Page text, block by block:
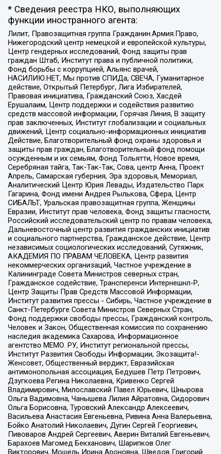
* Сведения реестра НКО, выполняющих
функции иностранного агента:
Лилит, Правозащитная группа Гражданин.Армия.Право,
Нижегородский центр немецкой и европейской культуры,
Центр гендерных исследований, Фонд защиты прав
граждан Штаб, Институт права и публичной политики,
Фонд борьбы с коррупцией, Альянс врачей,
НАСИЛИЮ.НЕТ, Мы против СПИДа, СВЕЧА, Гуманитарное
действие, Открытый Петербург, Лига Избирателей,
Правовая инициатива, Гражданский Союз, Хасдей
Ерушалаим, Центр поддержки и содействия развитию
средств массовой информации, Горячая Линия, В защиту
прав заключенных, Институт глобализации и социальных
движений, Центр социально-информационных инициатив
Действие, Благотворительный фонд охраны здоровья и
защиты прав граждан, Благотворительный фонд помощи
осужденным и их семьям, Фонд Тольятти, Новое время,
Серебряная тайга, Так-Так-Так, Сова, центр Анна, Проект
Апрель, Самарская губерния, Эра здоровья, Мемориал,
Аналитический Центр Юрия Левады, Издательство Парк
Гагарина, Фонд имени Андрея Рылькова, Сфера, Центр
СИБАЛЬТ, Уральская правозащитная группа, Женщины
Евразии, Институт прав человека, Фонд защиты гласности,
Российский исследовательский центр по правам человека,
Дальневосточный центр развития гражданских инициатив
и социального партнерства, Гражданское действие, Центр
независимых социологических исследований, Сутяжник,
АКАДЕМИЯ ПО ПРАВАМ ЧЕЛОВЕКА, Центр развития
некоммерческих организаций, Частное учреждение в
Калининграде Совета Министров северных стран,
Гражданское содействие, Трансперенси Интернешнл-Р,
Центр Защиты Прав Средств Массовой Информации,
Институт развития прессы - Сибирь, Частное учреждение в
Санкт-Петербурге Совета Министров Северных Стран,
Фонд поддержки свободы прессы, Гражданский контроль,
Человек и Закон, Общественная комиссия по сохранению
наследия академика Сахарова, Информационное
агентство МЕМО. РУ, Институт региональной прессы,
Институт Развития Свободы Информации, Экозащита!-
Женсовет, Общественный вердикт, Евразийская
антимонопольная ассоциация, Бедушев Петр Петрович,
Дзугкоева Регина Николаевна, Кривенко Сергей
Владимирович, Милославский Павел Юрьевич, Шнырова
Ольга Вадимовна, Чанышева Лилия Айратовна, Сидорович
Ольга Борисовна, Туровский Александр Алексеевич,
Васильева Анастасия Евгеньевна, Ривина Анна Валерьевна,
Бойко Анатолий Николаевич, Дугин Сергей Георгиевич,
Пивоваров Андрей Сергеевич, Аверин Виталий Евгеньевич,
Барахоев Магомед Бекханович, Шарипков Олег
Викторович, Мошель Ирина Ароновна, Шведов Григорий